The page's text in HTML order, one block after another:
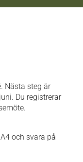
Nästa steg är
Du registrerar
och svara på